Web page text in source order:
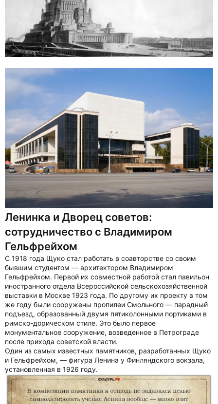
Ленинка и Дворец советов:
сотрудничество с Владимиром
Гельфрейхом
С 1918 года Щуко стал работать в соавторстве со своим
бывшим студентом — архитектором Владимиром
Гельфрейхом. Первой их совместной работой стал павильон
иностранного отдела Всероссийской сельскохозяйственной
выставки в Москве 1923 года. По другому их проекту в том
же году были сооружены пропилеи Смольного — парадный
подъезд, образованный двумя пятиколонными портиками в
римско-дорическом стиле. Это было первое
монументальное сооружение, возведенное в Петрограде
после прихода советской власти.
Один из самых известных памятников, разработанных Щуко
и Гельфрейхом, — фигура Ленина у Финляндского вокзала,
установленная в 1926 году.